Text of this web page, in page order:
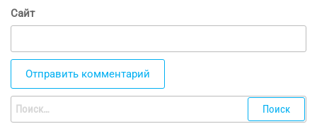
Сайт
Найти: